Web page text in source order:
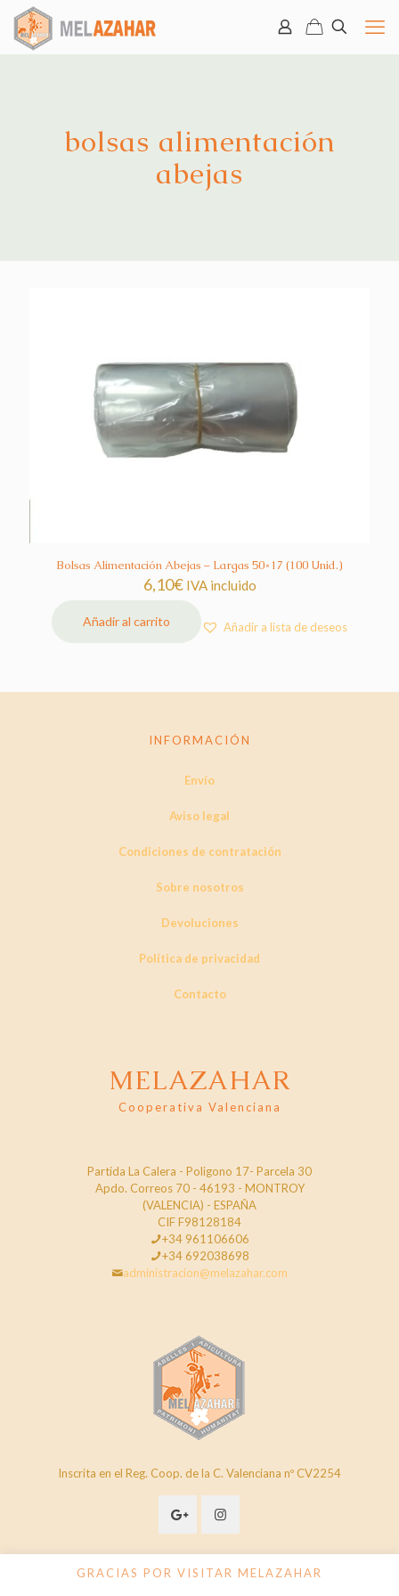
bolsas alimentación
abejas
Bolsas Alimentación Abejas – Largas 50×17 (100 Unid.)
6,10€ IVA incluido
Añadir al carrito Añadir a lista de deseos
INFORMACIÓN
Envío
Aviso legal
Condiciones de contratación
Sobre nosotros
Devoluciones
Política de privacidad
Contacto
MELAZAHAR
Cooperativa Valenciana
Partida La Calera - Poligono 17- Parcela 30
Apdo. Correos 70 - 46193 - MONTROY
(VALENCIA) - ESPAÑA
CIF F98128184
+34 961106606
+34 692038698
administracion@melazahar.com
Inscrita en el Reg. Coop. de la C. Valenciana nº CV2254
GRACIAS POR VISITAR MELAZAHAR